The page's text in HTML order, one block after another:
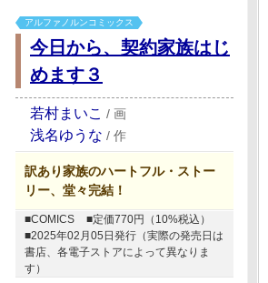
アルファノルンコミックス
今日から、契約家族はじ
めます３
若村まいこ / 画
浅名ゆうな / 作
訳あり家族のハートフル・ストー
リー、堂々完結！
■COMICS
■定価770円（10%税込）
■2025年02月05日発行（実際の発売日は
書店、各電子ストアによって異なりま
す）